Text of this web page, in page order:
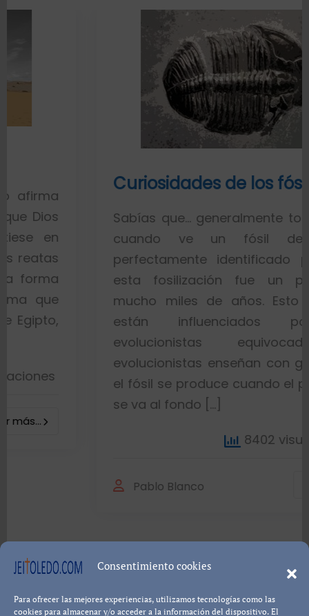
Consentimiento cookies
Para ofrecer las mejores experiencias, utilizamos tecnologías como las
cookies para almacenar y/o acceder a la información del dispositivo. El
Curiosidades de los fósiles
Sabías que… generalmente toda la gente
cuando ve un fósil de un pez
perfectamente identificado piensa que
esta fosilización fue un proceso de
mucho miles de años. Esto es porque
están influenciados por ideas
evolucionistas equivocadas. Los
evolucionistas enseñan con gráficos que
el fósil se produce cuando el pez muere y
se va al fondo […]
8402 visualizaciones
Pablo Blanco
Política de cookies Política de Privacidad Descargo de